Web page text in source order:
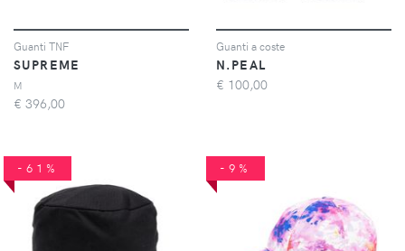
Guanti TNF
SUPREME
M
€ 396,00
Guanti a coste
N.PEAL
€ 100,00
-61% -9%